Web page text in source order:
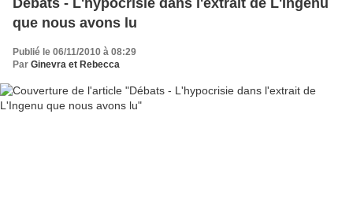
que nous avons lu
Publié le 06/11/2010 à 08:29
Par Ginevra et Rebecca